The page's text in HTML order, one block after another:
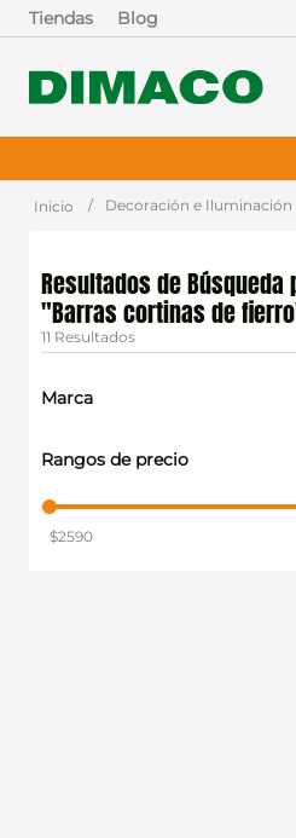
Tiendas Blog
Decoración e Iluminación
Barras cortinas de fierro
11
Marca
Decor
Rangos de precio
$2590